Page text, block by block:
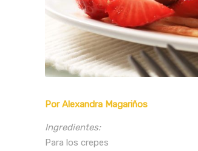
Por Alexandra Magariños
Ingredientes:
Para los crepes